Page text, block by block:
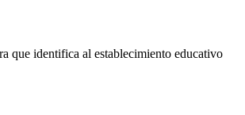
que identifica al establecimiento educativo